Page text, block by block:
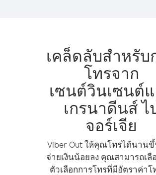
เคล็ดลับสำหรับ
โทรจาก
เซนต์วินเซนต์
เกรนาดีนส์ ไ
จอร์เจีย
Viber Out ให้คุณโทรได้นาน
จ่ายเงินน้อยลง คุณสามารถเลื
ตัวเลือกการโทรที่มีอัตราค่าโ